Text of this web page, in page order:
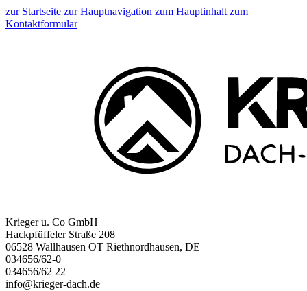
zur Startseite zur Hauptnavigation zum Hauptinhalt zum
Kontaktformular
Krieger u. Co GmbH
Hackpfüffeler Straße 208
06528 Wallhausen OT Riethnordhausen, DE
034656/62-0
034656/62 22
info@krieger-dach.de